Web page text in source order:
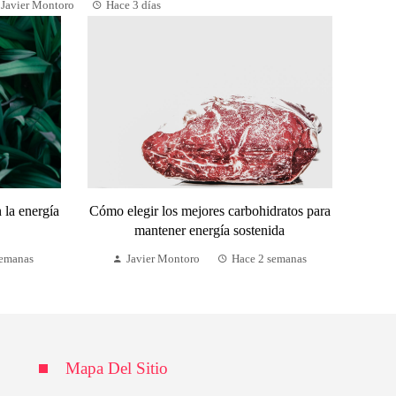
Javier Montoro Hace 3 días
la energía
Cómo elegir los mejores carbohidratos para
mantener energía sostenida
Javier Montoro Hace 2 semanas
Mapa Del Sitio